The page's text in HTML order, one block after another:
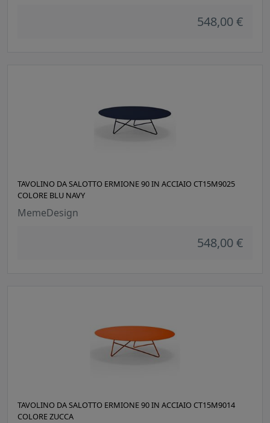
548,00 €
TAVOLINO DA SALOTTO ERMIONE 90 IN ACCIAIO CT15M9025
COLORE BLU NAVY
MemeDesign
548,00 €
TAVOLINO DA SALOTTO ERMIONE 90 IN ACCIAIO CT15M9014
COLORE ZUCCA